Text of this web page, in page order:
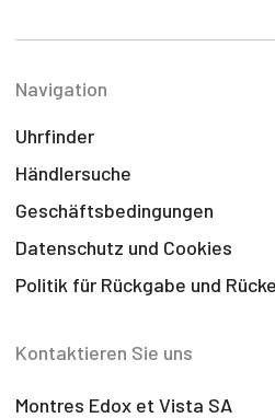
Navigation
Uhrfinder
Händlersuche
Geschäftsbedingungen
Datenschutz und Cookies
Politik für Rückgabe und
Kontaktieren Sie uns
Montres Edox et Vista SA